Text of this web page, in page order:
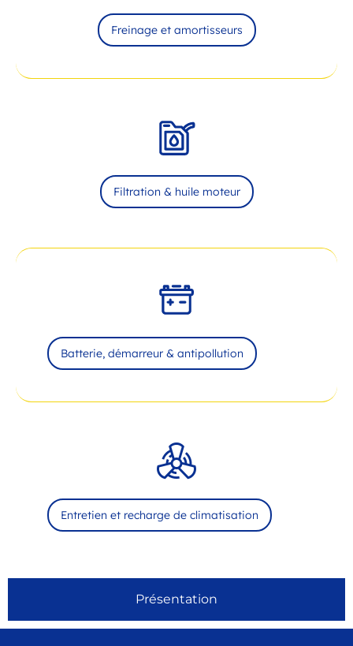
Présentation
Freinage et amortisseurs
Filtration & huile moteur
Batterie, démarreur & antipollution
Entretien et recharge de climatisation